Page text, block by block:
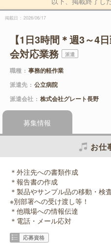
掲載日 2026/06/17
【1日3時間＊週3～4
会対応業務
派遣
職種
事務的軽作業
派遣先
公立病院
派遣会社
株式会社グレート長野
募集情報
お仕
＊外注先への書類作成
＊報告書の作成
＊製品やサンプル品の移動・検
※別部署への受け渡し等！
＊他職場への情報伝達
＊電話・メール応対
応募資格